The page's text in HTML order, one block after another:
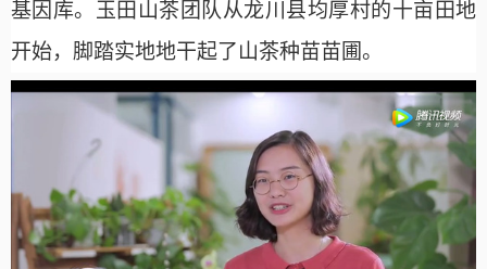
基因库。玉田山茶团队从龙川县均厚村的十亩田地
开始，脚踏实地地干起了山茶种苗苗圃。